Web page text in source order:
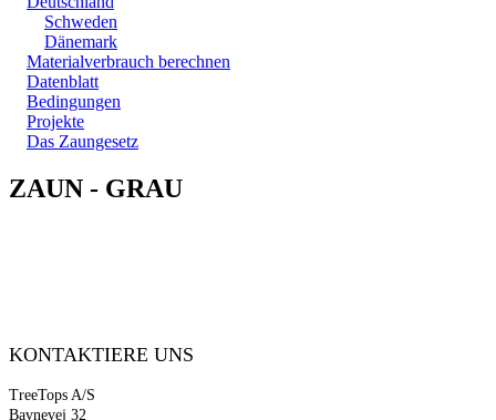
Schweden
Dänemark
Materialverbrauch berechnen
Datenblatt
Bedingungen
Projekte
Das Zaungesetz
ZAUN - GRAU
KONTAKTIERE UNS
TreeTops A/S
Bavnevej 32